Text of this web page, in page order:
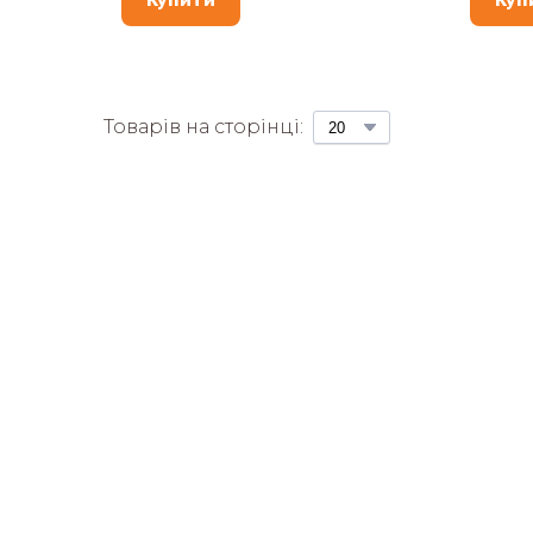
Товарів на сторінці: